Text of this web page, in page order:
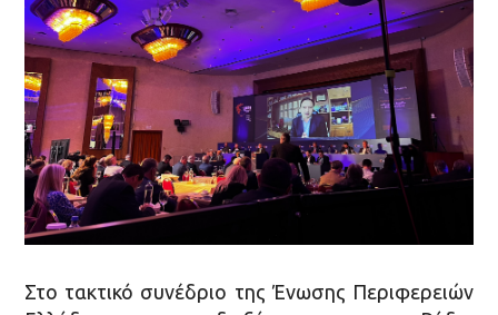
Στο τακτικό συνέδριο της Ένωσης Περιφερειών